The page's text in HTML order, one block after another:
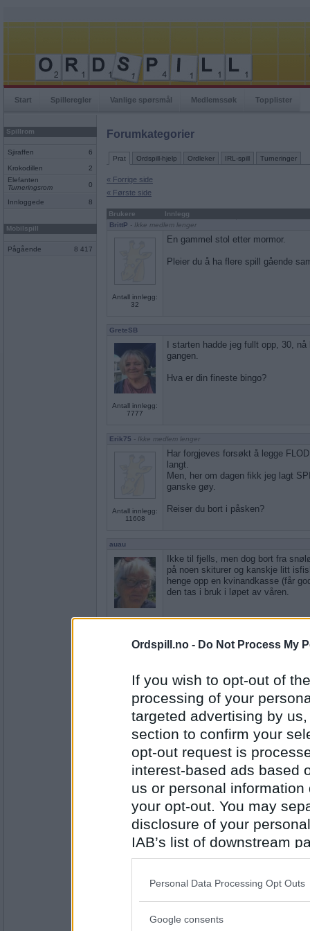
Ordspill.no - Do Not Process My
If you wish to opt-out of
processing of your
targeted advertising by
section to confirm your
opt-out request is
interest-based ads based
us or personal
your opt-out. You may
disclosure of your
IAB’s list of downstream
also be disclosed by us
Downstream Participants
Please note that this
Personal Data Processing Opt Outs
Google consents
Start Spilleregler Vanlige spørsmål Medlemssøk Topplister
Spillrom
Sjiraffen 6
Krokodillen
2
Elefanten
Turneringsrom
0
Innloggede 8
Mobilspill
Pågående 8 417
Forumkategorier
Prat Ordspill-hjelp Ordleker IRL-spill Turneringer
« Forrige side
« Første side
Brukere
Innlegg
BrittP - Ikke medlem lenger
Antall innlegg:
32
En gammel stol etter mormor.
Pleier du å ha flere spill gående
GreteSB
Antall innlegg:
7777
I starten hadde jeg fullt opp, 30,
gangen.
Hva er din fineste bingo?
Erik75 - Ikke medlem lenger
Antall innlegg:
11608
Har forgjeves forsøkt å legge
langt.
Men, her om dagen fikk jeg lagt
ganske gøy.
Reiser du bort i påsken?
auau
Antall innlegg:
Ikke til fjells, men dog bort fra
på noen skiturer og kanskje litt
henge opp en kvinandkasse (får
den tas i bruk i løpet av våren.
Antall innlegg:
4724
Bortsett fra stallarbeid så trimmer
regelmessig og da går jeg tur i
Er du noe husarbeid du liker?
- Ikke medlem lenger
Antall innlegg:
Liker mest å rydde unna ting og
det ryddigere ut inne og man får
Hva er det bra å kjøpe i Sverige i
- Ikke medlem lenger